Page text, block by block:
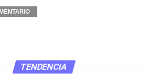
TENDENCIA